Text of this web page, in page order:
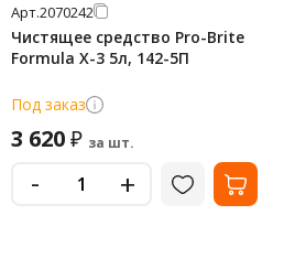
Арт.2070242
Чистящее средство Pro-Brite
Formula X-3 5л, 142-5П
Под заказ
3 620₽ за шт.
- +